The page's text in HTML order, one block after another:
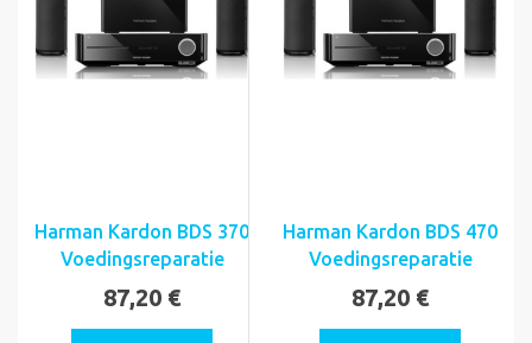
Harman Kardon BDS 370
Voedingsreparatie
87,20 €
Harman Kardon BDS 470
Voedingsreparatie
87,20 €